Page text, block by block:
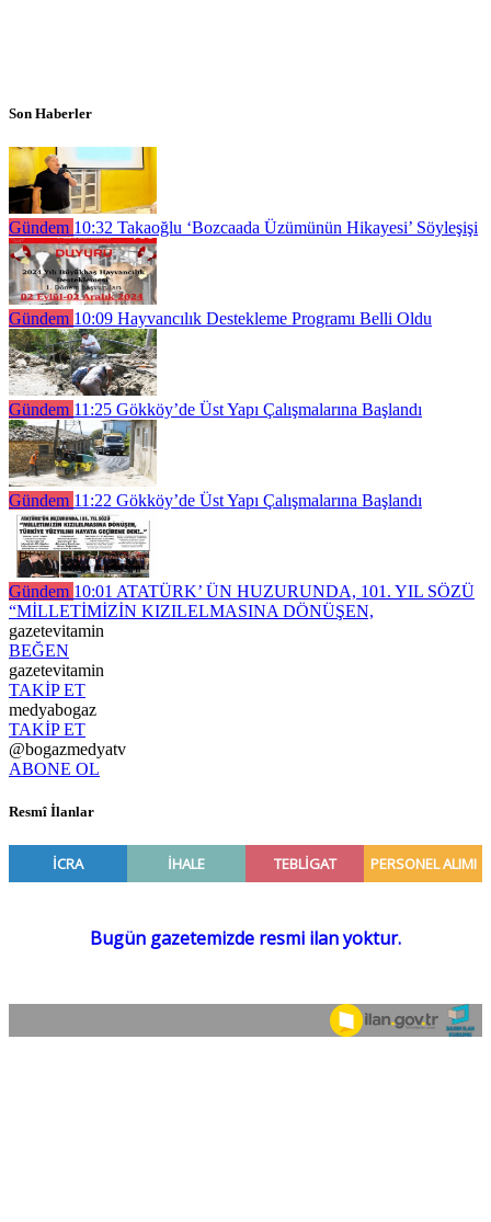
Son Haberler
Gündem 10:32 Takaoğlu ‘Bozcaada Üzümünün Hikayesi’ Söyleşişi
Gündem 10:09 Hayvancılık Destekleme Programı Belli Oldu
Gündem 11:25 Gökköy’de Üst Yapı Çalışmalarına Başlandı
Gündem 11:22 Gökköy’de Üst Yapı Çalışmalarına Başlandı
Gündem 10:01 ATATÜRK’ ÜN HUZURUNDA, 101. YIL SÖZÜ
“MİLLETİMİZİN KIZILELMASINA DÖNÜŞEN,
gazetevitamin
BEĞEN
gazetevitamin
TAKİP ET
medyabogaz
TAKİP ET
@bogazmedyatv
ABONE OL
Resmî İlanlar